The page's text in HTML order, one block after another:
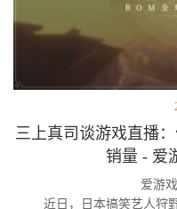
三上真司谈游戏直播
销量 - 爱
爱游
近日，日本搞笑艺人狩野